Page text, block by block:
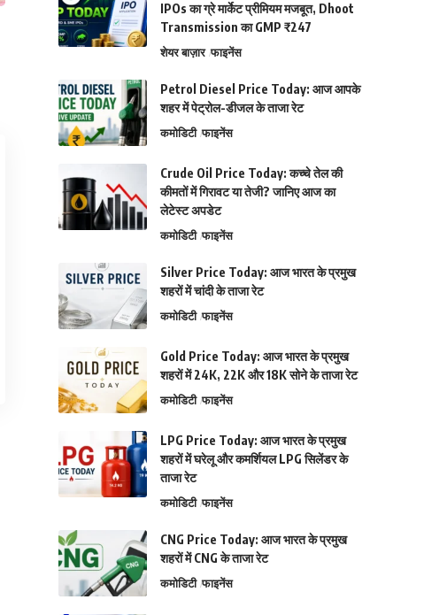
IPOs का ग्रे मार्केट प्रीमियम मजबूत, Dhoot
Transmission का GMP ₹247
शेयर बाज़ार फाइनेंस
Petrol Diesel Price Today: आज आपके
शहर में पेट्रोल-डीजल के ताजा रेट
कमोडिटी फाइनेंस
Crude Oil Price Today: कच्चे तेल की
कीमतों में गिरावट या तेजी? जानिए आज का
लेटेस्ट अपडेट
कमोडिटी फाइनेंस
Silver Price Today: आज भारत के प्रमुख
शहरों में चांदी के ताजा रेट
कमोडिटी फाइनेंस
Gold Price Today: आज भारत के प्रमुख
शहरों में 24K, 22K और 18K सोने के ताजा रेट
कमोडिटी फाइनेंस
LPG Price Today: आज भारत के प्रमुख
शहरों में घरेलू और कमर्शियल LPG सिलेंडर के
ताजा रेट
कमोडिटी फाइनेंस
CNG Price Today: आज भारत के प्रमुख
शहरों में CNG के ताजा रेट
कमोडिटी फाइनेंस